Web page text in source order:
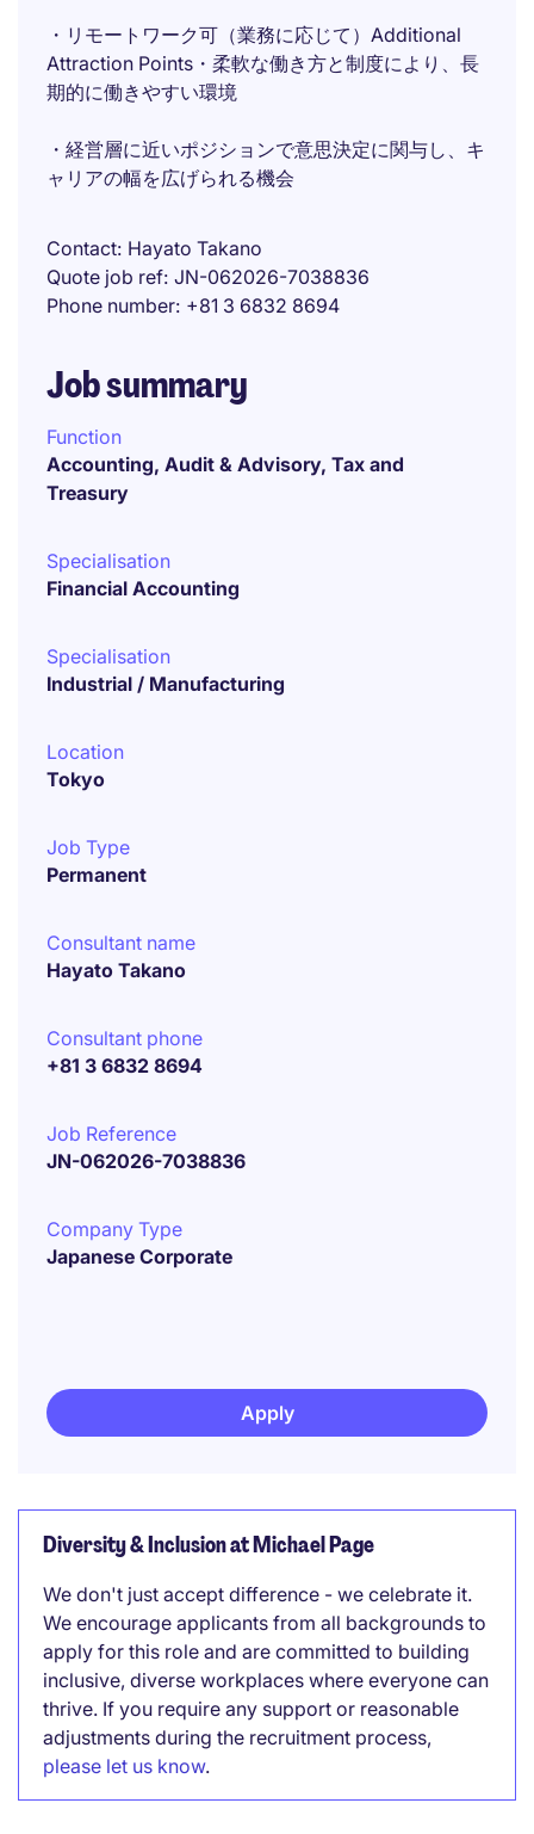
・リモートワーク可（業務に応じて）Additional
Attraction Points・柔軟な働き方と制度により、長
期的に働きやすい環境
・経営層に近いポジションで意思決定に関与し、キ
ャリアの幅を広げられる機会
Contact Hayato Takano
Quote job ref JN-062026-7038836
Phone number +81 3 6832 8694
Job summary
Function
Accounting, Audit & Advisory, Tax and
Treasury
Specialisation
Financial Accounting
Specialisation
Industrial / Manufacturing
Location
Tokyo
Job Type
Permanent
Consultant name
Hayato Takano
Consultant phone
+81 3 6832 8694
Job Reference
JN-062026-7038836
Company Type
Japanese Corporate
Apply
Diversity & Inclusion at Michael Page
We don't just accept difference - we celebrate it.
We encourage applicants from all backgrounds to
apply for this role and are committed to building
inclusive, diverse workplaces where everyone can
thrive. If you require any support or reasonable
adjustments during the recruitment process,
please let us know.